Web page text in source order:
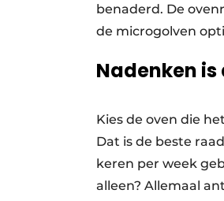
benaderd. De
de microgolven
Nadenken
Kies de oven die
Dat is de beste
keren per week
alleen? Allemaal